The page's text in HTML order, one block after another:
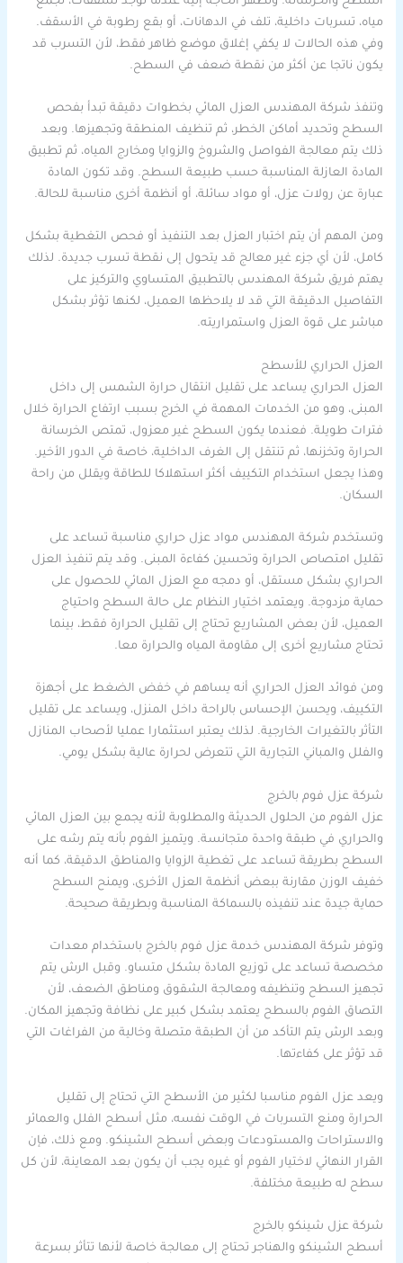
مياه، تسربات داخلية، تلف في الدهانات، أو بقع رطوبة في الأسقف.
وفي هذه الحالات لا يكفي إغلاق موضع ظاهر فقط، لأن التسرب قد
يكون ناتجا عن أكثر من نقطة ضعف في السطح.
وتنفذ شركة المهندس العزل المائي بخطوات دقيقة تبدأ بفحص
السطح وتحديد أماكن الخطر، ثم تنظيف المنطقة وتجهيزها. وبعد
ذلك يتم معالجة الفواصل والشروخ والزوايا ومخارج المياه، ثم تطبيق
المادة العازلة المناسبة حسب طبيعة السطح. وقد تكون المادة
عبارة عن رولات عزل، أو مواد سائلة، أو أنظمة أخرى مناسبة للحالة.
ومن المهم أن يتم اختبار العزل بعد التنفيذ أو فحص التغطية بشكل
كامل، لأن أي جزء غير معالج قد يتحول إلى نقطة تسرب جديدة. لذلك
يهتم فريق شركة المهندس بالتطبيق المتساوي والتركيز على
التفاصيل الدقيقة التي قد لا يلاحظها العميل، لكنها تؤثر بشكل
مباشر على قوة العزل واستمراريته.
العزل الحراري للأسطح
العزل الحراري يساعد على تقليل انتقال حرارة الشمس إلى داخل
المبنى، وهو من الخدمات المهمة في الخرج بسبب ارتفاع الحرارة خلال
فترات طويلة. فعندما يكون السطح غير معزول، تمتص الخرسانة
الحرارة وتخزنها، ثم تنتقل إلى الغرف الداخلية، خاصة في الدور الأخير.
وهذا يجعل استخدام التكييف أكثر استهلاكا للطاقة ويقلل من راحة
السكان.
وتستخدم شركة المهندس مواد عزل حراري مناسبة تساعد على
تقليل امتصاص الحرارة وتحسين كفاءة المبنى. وقد يتم تنفيذ العزل
الحراري بشكل مستقل، أو دمجه مع العزل المائي للحصول على
حماية مزدوجة. ويعتمد اختيار النظام على حالة السطح واحتياج
العميل، لأن بعض المشاريع تحتاج إلى تقليل الحرارة فقط، بينما
تحتاج مشاريع أخرى إلى مقاومة المياه والحرارة معا.
ومن فوائد العزل الحراري أنه يساهم في خفض الضغط على أجهزة
التكييف، ويحسن الإحساس بالراحة داخل المنزل، ويساعد على تقليل
التأثر بالتغيرات الخارجية. لذلك يعتبر استثمارا عمليا لأصحاب المنازل
والفلل والمباني التجارية التي تتعرض لحرارة عالية بشكل يومي.
شركة عزل فوم بالخرج
عزل الفوم من الحلول الحديثة والمطلوبة لأنه يجمع بين العزل المائي
والحراري في طبقة واحدة متجانسة. ويتميز الفوم بأنه يتم رشه على
السطح بطريقة تساعد على تغطية الزوايا والمناطق الدقيقة، كما أنه
خفيف الوزن مقارنة ببعض أنظمة العزل الأخرى، ويمنح السطح
حماية جيدة عند تنفيذه بالسماكة المناسبة وبطريقة صحيحة.
وتوفر شركة المهندس خدمة عزل فوم بالخرج باستخدام معدات
مخصصة تساعد على توزيع المادة بشكل متساو. وقبل الرش يتم
تجهيز السطح وتنظيفه ومعالجة الشقوق ومناطق الضعف، لأن
التصاق الفوم بالسطح يعتمد بشكل كبير على نظافة وتجهيز المكان.
وبعد الرش يتم التأكد من أن الطبقة متصلة وخالية من الفراغات التي
قد تؤثر على كفاءتها.
ويعد عزل الفوم مناسبا لكثير من الأسطح التي تحتاج إلى تقليل
الحرارة ومنع التسربات في الوقت نفسه، مثل أسطح الفلل والعمائر
والاستراحات والمستودعات وبعض أسطح الشينكو. ومع ذلك، فإن
القرار النهائي لاختيار الفوم أو غيره يجب أن يكون بعد المعاينة، لأن كل
سطح له طبيعة مختلفة.
شركة عزل شينكو بالخرج
أسطح الشينكو والهناجر تحتاج إلى معالجة خاصة لأنها تتأثر بسرعة